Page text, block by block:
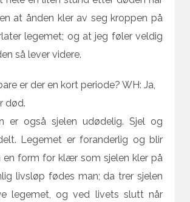
at ånden kler av seg kroppen på
legemet; og at jeg føler veldig
så lever videre.
er der en kort periode? WH: Ja,
død.
er også sjelen udødelig. Sjel og
Legemet er foranderlig og blir
form for klær som sjelen kler på
livsløp fødes man; da trer sjelen
legemet, og ved livets slutt når